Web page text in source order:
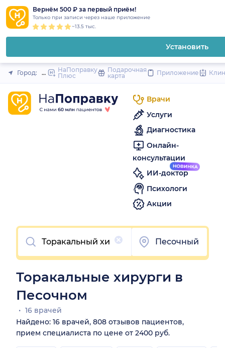
Вернём 500 ₽ за первый приём!
Только при записи через наше приложение
~13.5 тыс.
Установить
Закрыть
Город: Песочный (Санкт-Петербург и область)
НаПоправку
Плюс
Подарочная
карта
Приложение
Врачи
Услуги
Диагностика
Онлайн-
консультации
ИИ-доктор
Психологи
Акции
Очистить
Песочный
Торакальные хирурги в
Песочном
16 врачей
Найдено: 16 врачей, 808 отзывов пациентов,
прием специалиста по цене от 2400 руб.